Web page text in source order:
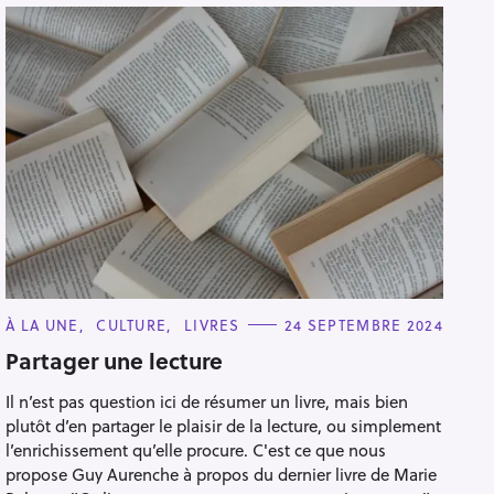
C
T
E
O
I
E
S
À LA UNE CULTURE LIVRES 24 SEPTEMBRE 2024
Partager une lecture
Il n’est pas question ici de résumer un livre, mais bien
plutôt d’en partager le plaisir de la lecture, ou simplement
l’enrichissement qu’elle procure. C'est ce que nous
propose Guy Aurenche à propos du dernier livre de Marie